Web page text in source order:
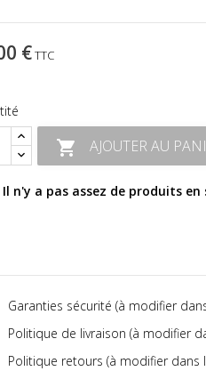
€TTC
 AJOUTER AU
Il n'y a pas assez de produits en
Garanties sécurité (à modifier
Politique de livraison (à modifier
Politique retours (à modifier dans